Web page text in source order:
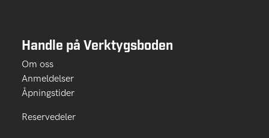
Handle på Verktygsboden
Om oss
Anmeldelser
Åpningstider
Reservedeler